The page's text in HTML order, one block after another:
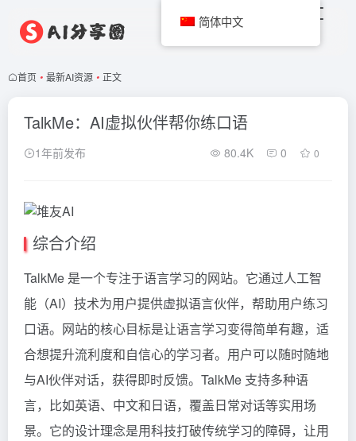
首页 • 最新AI资源 • 正文
TalkMe：AI虚拟伙伴帮你练口语
1年前发布 80.4K 0 0
综合介绍
TalkMe 是一个专注于语言学习的网站。它通过人工智
能（AI）技术为用户提供虚拟语言伙伴，帮助用户练习
口语。网站的核心目标是让语言学习变得简单有趣，适
合想提升流利度和自信心的学习者。用户可以随时随地
与AI伙伴对话，获得即时反馈。TalkMe 支持多种语
言，比如英语、中文和日语，覆盖日常对话等实用场
景。它的设计理念是用科技打破传统学习的障碍，让用
简体中文